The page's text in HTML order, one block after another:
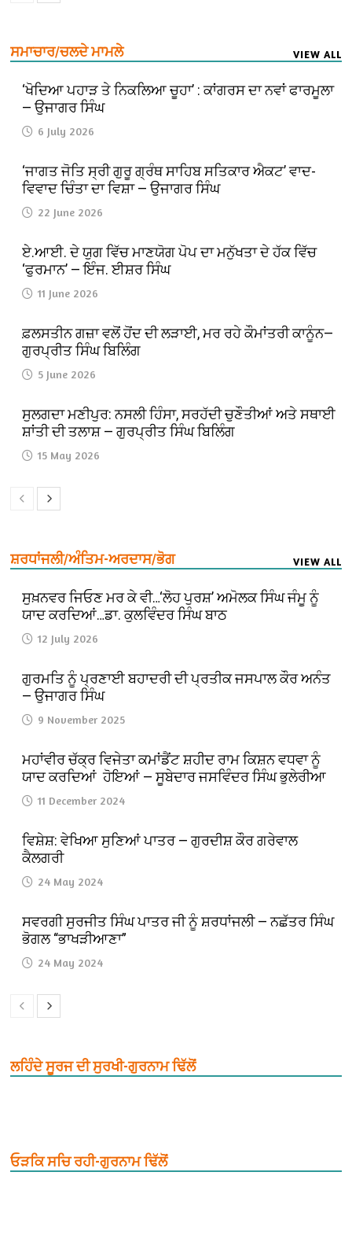
ਸਮਾਚਾਰ/ਚਲਦੇ ਮਾਮਲੇ VIEW ALL
‘ਖੋਦਿਆ ਪਹਾੜ ਤੇ ਨਿਕਲਿਆ ਚੂਹਾ’ : ਕਾਂਗਰਸ ਦਾ ਨਵਾਂ ਫਾਰਮੂਲਾ
— ਉਜਾਗਰ ਸਿੰਘ
6 July 2026
‘ਜਾਗਤ ਜੋਤਿ ਸ੍ਰੀ ਗੁਰੂ ਗ੍ਰੰਥ ਸਾਹਿਬ ਸਤਿਕਾਰ ਐਕਟ’ ਵਾਦ-
ਵਿਵਾਦ ਚਿੰਤਾ ਦਾ ਵਿਸ਼ਾ — ਉਜਾਗਰ ਸਿੰਘ
22 June 2026
ਏ.ਆਈ. ਦੇ ਯੁਗ ਵਿੱਚ ਮਾਣਯੋਗ ਪੋਪ ਦਾ ਮਨੁੱਖਤਾ ਦੇ ਹੱਕ ਵਿੱਚ
‘ਫੁਰਮਾਨ’ — ਇੰਜ. ਈਸ਼ਰ ਸਿੰਘ
11 June 2026
ਫ਼ਲਸਤੀਨ ਗਜ਼ਾ ਵਲੋਂ ਹੋਂਦ ਦੀ ਲੜਾਈ, ਮਰ ਰਹੇ ਕੌਮਾਂਤਰੀ ਕਾਨੂੰਨ—
ਗੁਰਪ੍ਰੀਤ ਸਿੰਘ ਬਿਲਿੰਗ
5 June 2026
ਸੁਲਗਦਾ ਮਣੀਪੁਰ: ਨਸਲੀ ਹਿੰਸਾ, ਸਰਹੱਦੀ ਚੁਣੌਤੀਆਂ ਅਤੇ ਸਥਾਈ
ਸ਼ਾਂਤੀ ਦੀ ਤਲਾਸ਼ — ਗੁਰਪ੍ਰੀਤ ਸਿੰਘ ਬਿਲਿੰਗ
15 May 2026
ਸ਼ਰਧਾਂਜਲੀ/ਅੰਤਿਮ-ਅਰਦਾਸ/ਭੋਗ VIEW ALL
ਸੁਖ਼ਨਵਰ ਜਿਓਣ ਮਰ ਕੇ ਵੀ…‘ਲੋਹ ਪੁਰਸ਼’ ਅਮੋਲਕ ਸਿੰਘ ਜੰਮੂ ਨੂੰ
ਯਾਦ ਕਰਦਿਆਂ…ਡਾ. ਕੁਲਵਿੰਦਰ ਸਿੰਘ ਬਾਠ
12 July 2026
ਗੁਰਮਤਿ ਨੂੰ ਪ੍ਰਣਾਈ ਬਹਾਦਰੀ ਦੀ ਪ੍ਰਤੀਕ ਜਸਪਾਲ ਕੌਰ ਅਨੰਤ
— ਉਜਾਗਰ ਸਿੰਘ
9 November 2025
ਮਹਾਂਵੀਰ ਚੱਕ੍ਰ ਵਿਜੇਤਾ ਕਮਾਂਡੈਂਟ ਸ਼ਹੀਦ ਰਾਮ ਕਿਸ਼ਨ ਵਧਵਾ ਨੂੰ
ਯਾਦ ਕਰਦਿਆਂ ਹੋਇਆਂ — ਸੂਬੇਦਾਰ ਜਸਵਿੰਦਰ ਸਿੰਘ ਭੁਲੇਰੀਆ
11 December 2024
ਵਿਸ਼ੇਸ਼: ਵੇਖਿਆ ਸੁਣਿਆਂ ਪਾਤਰ — ਗੁਰਦੀਸ਼ ਕੌਰ ਗਰੇਵਾਲ
ਕੈਲਗਰੀ
24 May 2024
ਸਵਰਗੀ ਸੁਰਜੀਤ ਸਿੰਘ ਪਾਤਰ ਜੀ ਨੂੰ ਸ਼ਰਧਾਂਜਲੀ — ਨਛੱਤਰ ਸਿੰਘ
ਭੋਗਲ “ਭਾਖੜੀਆਣਾ”
24 May 2024
ਲਹਿੰਦੇ ਸੂਰਜ ਦੀ ਸੁਰਖੀ-ਗੁਰਨਾਮ ਢਿੱਲੋਂ
ਓੜਕਿ ਸਚਿ ਰਹੀ-ਗੁਰਨਾਮ ਢਿੱਲੋਂ